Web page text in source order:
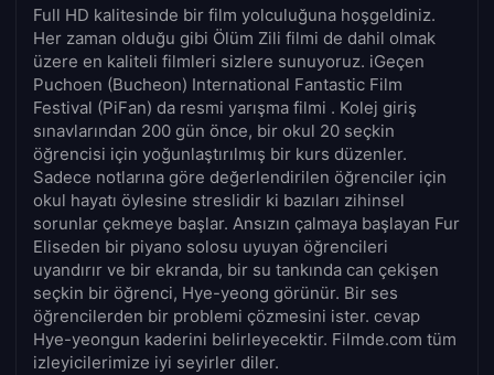
Full HD kalitesinde bir film yolculuğuna hoşgeldiniz.
Her zaman olduğu gibi Ölüm Zili filmi de dahil olmak
üzere en kaliteli filmleri sizlere sunuyoruz. iGeçen
Puchoen (Bucheon) International Fantastic Film
Festival (PiFan) da resmi yarışma filmi . Kolej giriş
sınavlarından 200 gün önce, bir okul 20 seçkin
öğrencisi için yoğunlaştırılmış bir kurs düzenler.
Sadece notlarına göre değerlendirilen öğrenciler için
okul hayatı öylesine streslidir ki bazıları zihinsel
sorunlar çekmeye başlar. Ansızın çalmaya başlayan Fur
Eliseden bir piyano solosu uyuyan öğrencileri
uyandırır ve bir ekranda, bir su tankında can çekişen
seçkin bir öğrenci, Hye-yeong görünür. Bir ses
öğrencilerden bir problemi çözmesini ister. cevap
Hye-yeongun kaderini belirleyecektir. Filmde.com tüm
izleyicilerimize iyi seyirler diler.